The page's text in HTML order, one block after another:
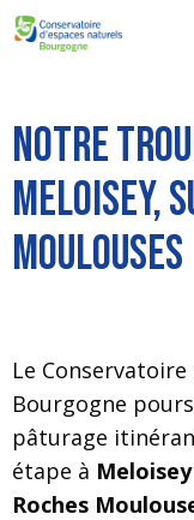
Notre
Meloisey,
Moulouses
Le Conservatoire
Bourgogne
pâturage
étape à
Roches